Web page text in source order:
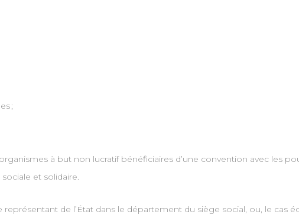
;
à but non lucratif bénéficiaires d’une convention avec les
et solidaire.
de l’État dans le département du siège social, ou, le cas